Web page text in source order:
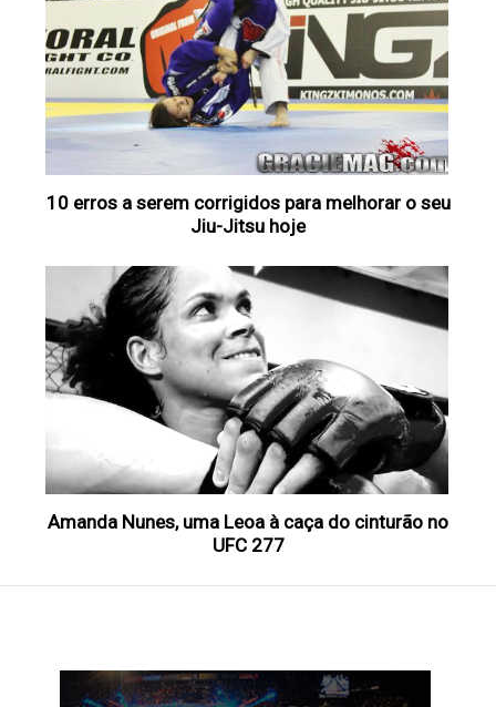
10 erros a serem corrigidos para melhorar o seu
Jiu-Jitsu hoje
Amanda Nunes, uma Leoa à caça do cinturão no
UFC 277